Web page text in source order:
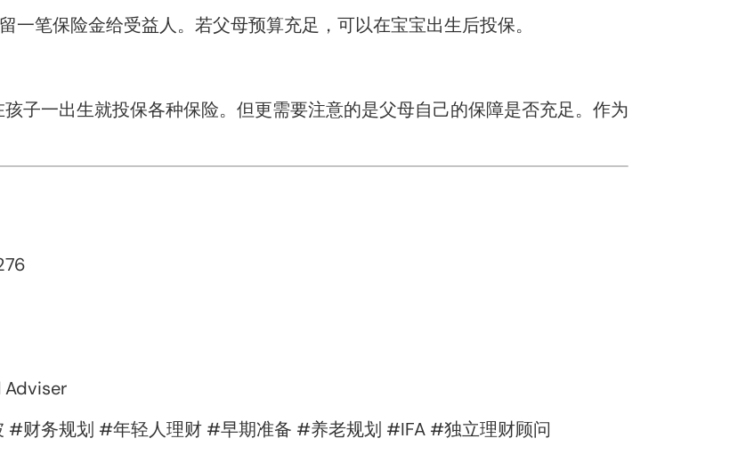
一笔保险金给受益人。若父母预算充足，可以在宝宝出生后投保。
子一出生就投保各种保险。但更需要注意的是父母自己的保障是否充足。作为
Adviser
财务规划 #年轻人理财 #早期准备 #养老规划 #IFA #独立理财顾问